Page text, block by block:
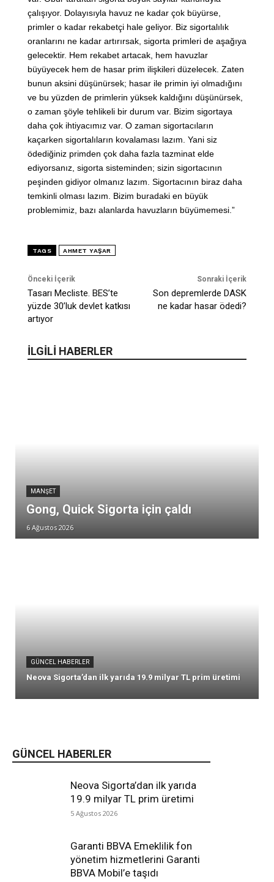
GÜNCEL HABERLER
Neova Sigorta’dan ilk yarıda
19.9 milyar TL prim üretimi
5 Ağustos 2026
Garanti BBVA Emeklilik fon
yönetim hizmetlerini Garanti
BBVA Mobil’e taşıdı
çalışıyor. Dolayısıyla havuz ne kadar çok büyürse,
primler o kadar rekabetçi hale geliyor. Biz sigortalılık
oranlarını ne kadar artırırsak, sigorta primleri de aşağıya
gelecektir. Hem rekabet artacak, hem havuzlar
büyüyecek hem de hasar prim ilişkileri düzelecek. Zaten
bunun aksini düşünürsek; hasar ile primin iyi olmadığını
ve bu yüzden de primlerin yüksek kaldığını düşünürsek,
o zaman şöyle tehlikeli bir durum var. Bizim sigortaya
daha çok ihtiyacımız var. O zaman sigortacıların
kaçarken sigortalıların kovalaması lazım. Yani siz
ödediğiniz primden çok daha fazla tazminat elde
ediyorsanız, sigorta sisteminden; sizin sigortacının
peşinden gidiyor olmanız lazım. Sigortacının biraz daha
temkinli olması lazım. Bizim buradaki en büyük
problemimiz, bazı alanlarda havuzların büyümemesi.”
TAGS AHMET YAŞAR
Önceki İçerik
Tasarı Mecliste. BES’te
yüzde 30’luk devlet katkısı
artıyor
Sonraki İçerik
Son depremlerde DASK
ne kadar hasar ödedi?
İLGİLİ HABERLER
MANŞET
Gong, Quick Sigorta için çaldı
6 Ağustos 2026
GÜNCEL HABERLER
Neova Sigorta’dan ilk yarıda 19.9 milyar TL prim üretimi